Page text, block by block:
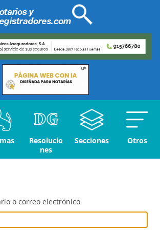
Resolucio
nes
Secciones Otros
o correo electrónico